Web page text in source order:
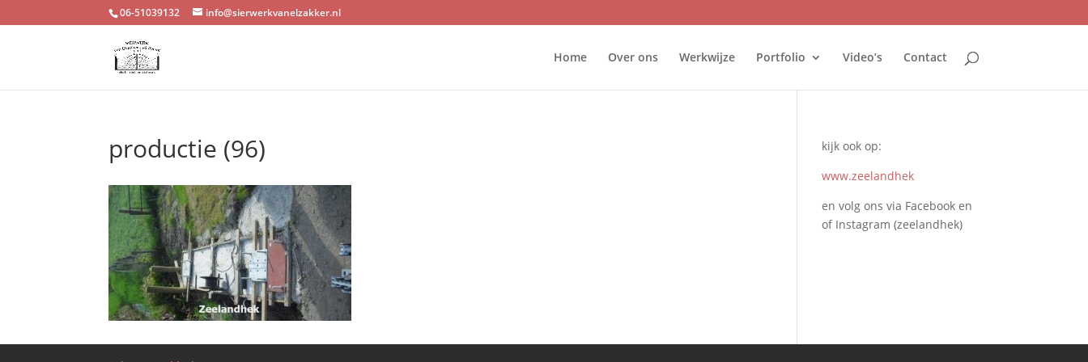
06-51039132 info@sierwerkvanelzakker.nl
Home Over ons Werkwijze Portfolio Video’s Contact
productie (96)
kijk ook op:
www.zeelandhek
en volg ons via Facebook en
of Instagram (zeelandhek)